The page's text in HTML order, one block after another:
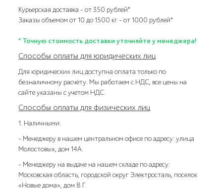
Курьерская доставка – от 350 рублей*
Заказы объемом от 10 до 1500 кг – от 1000 рублей*
* Точную стоимость доставки уточняйте у менеджера!
Способы оплаты для юридических лиц
Для юридических лиц доступна оплата только по
безналичному расчёту. Мы работаем с НДС, все цены на
сайте указаны с учетом НДС.
Способы оплаты для физических лиц
1. Наличными:
- Менеджеру в нашем центральном офисе по адресу: улица
Молостовых, дом 14А.
- Менеджеру на выдаче на нашем складе по адресу:
Московская область, городской округ Электросталь, поселок
«Новые дома», дом 8 Г.